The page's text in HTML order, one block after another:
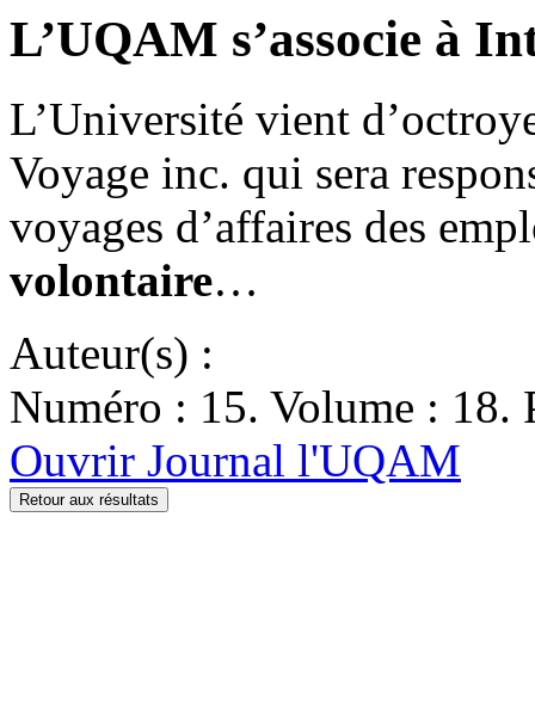
L’UQAM s’associe à
L’Université vient
Voyage inc. qui sera
voyages d’affaires des
volontaire…
Auteur(s) :
Numéro : 15. Volume : 18.
Ouvrir Journal l'UQAM
Retour aux résultats